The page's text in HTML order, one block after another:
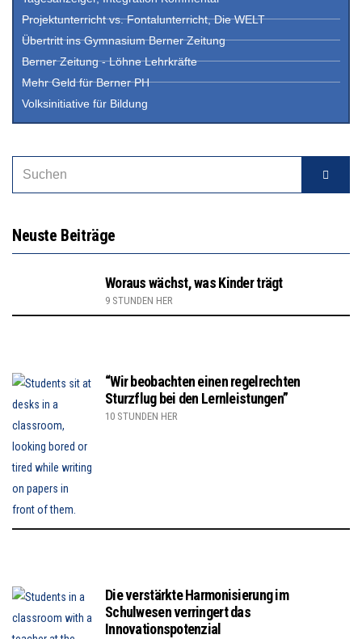
Projektunterricht vs. Fontalunterricht, Die WELT
Übertritt ins Gymnasium Berner Zeitung
Berner Zeitung - Löhne Lehrkräfte
Mehr Geld für Berner PH
Volksinitiative für Bildung
Neuste Beiträge
Woraus wächst, was Kinder trägt
9 STUNDEN HER
“Wir beobachten einen regelrechten
Sturzflug bei den Lernleistungen”
10 STUNDEN HER
Die verstärkte Harmonisierung im
Schulwesen verringert das
Innovationspotenzial